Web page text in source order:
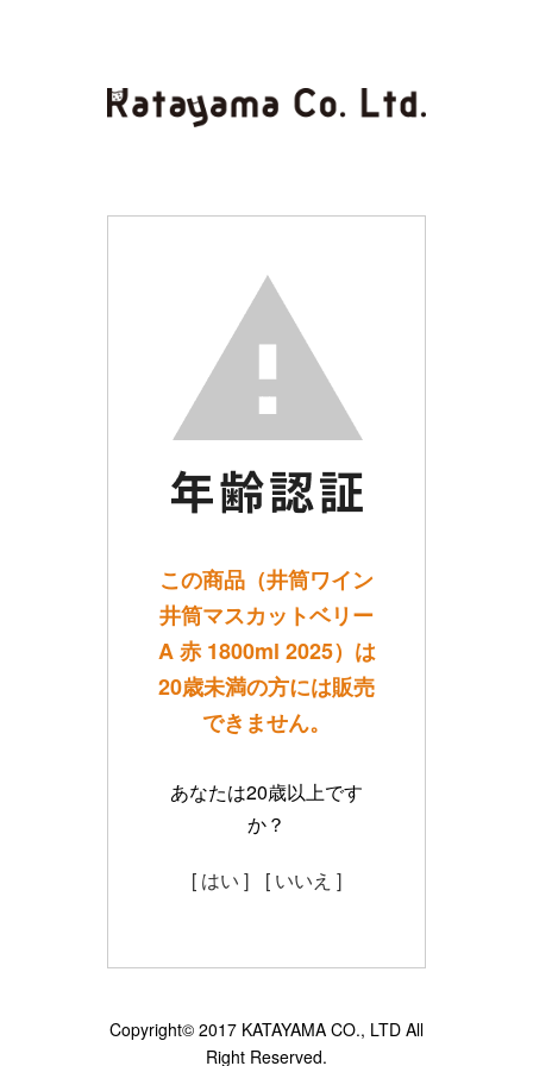
この商品（井筒ワイン
井筒マスカットベリー
A 赤 1800ml 2025）は
20歳未満の方には販売
できません。
あなたは20歳以上です
か？
[ はい ] [ いいえ ]
Copyright© 2017 KATAYAMA CO., LTD All
Right Reserved.